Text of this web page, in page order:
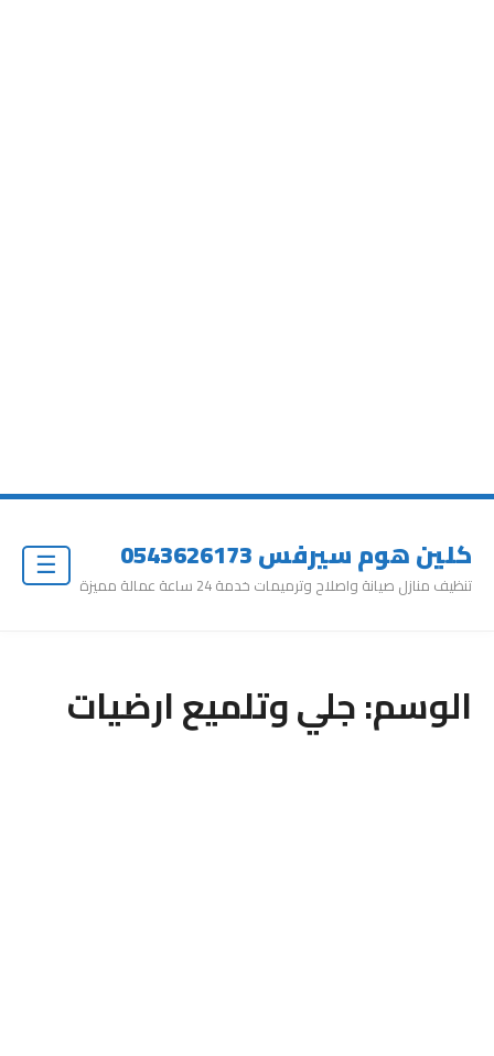
كلين هوم سيرفس 0543626173
تنظيف منازل صيانة واصلاح وترميمات خدمة 24 ساعة عمالة مميزة
الوسم:جلي وتلميع ارضيات